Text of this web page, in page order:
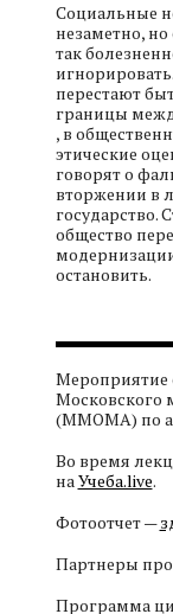
Социальные
незаметно,
так
перестают
границы
, в
этические
говорят о
вторжении в
государство.
общество
остановить.
Мероприятие
Московского
(ММОМА) по
Во время
наУчеба.live.
Фотоотчет —
Партнеры
Программа